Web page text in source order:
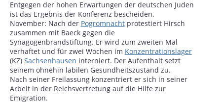
Entgegen der hohen Erwartungen der deutschen Juden
ist das Ergebnis der Konferenz bescheiden.
November: Nach der Pogromnachtprotestiert Hirsch
zusammen mit Baeck gegen die
Synagogenbrandstiftung. Er wird zum zweiten Mal
verhaftet und für zwei Wochen im Konzentrationslager
(KZ) Sachsenhausen interniert. Der Aufenthalt setzt
seinem ohnehin labilen Gesundheitszustand zu.
Nach seiner Freilassung konzentriert er sich in seiner
Arbeit in der Reichsvertretung auf die Hilfe zur
Emigration.